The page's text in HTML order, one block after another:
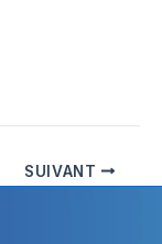
SUIVANT